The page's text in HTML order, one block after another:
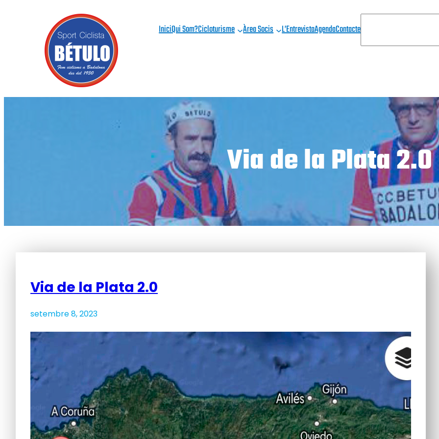
IniciQui Som?Cicloturisme Àrea Socis L’EntrevistaAgendaContacteE
R
Via de la Plata 2.0
Via de la Plata 2.0
setembre 8, 2023